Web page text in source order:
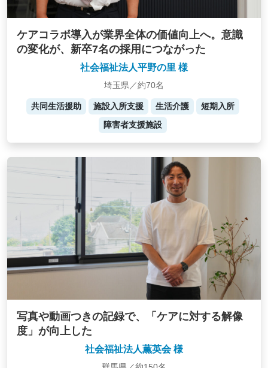
ケアコラボ導入が業界全体の価値向上へ。意識
の変化が、新卒7名の採用につながった
社会福祉法人平野の里 様
埼玉県／約70名
共同生活援助 施設入所支援 生活介護
短期入所
障害者支援施設
写真や動画つきの記録で、「ケアに対する解像
度」が向上した
社会福祉法人薫英会 様